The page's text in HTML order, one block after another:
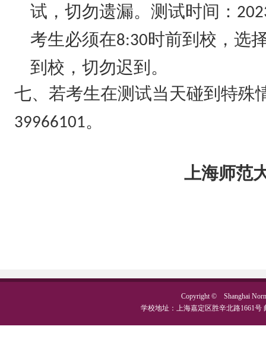
试，切勿遗漏。测试时间：
考生必须在8:30时前到校，选
到校，切勿迟到。
七、若考生在测试当天碰到特殊
39966101。
上海师范
Copyright © Shanghai
学校地址：上海嘉定区胜辛北路1661号